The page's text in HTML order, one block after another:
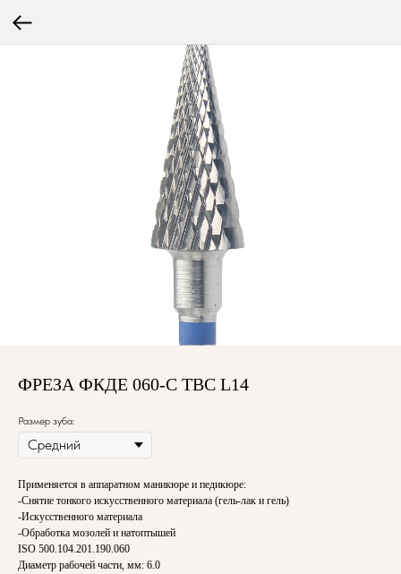
ФРЕЗА ФКДЕ 060-С ТВС L14
Размер зуба:
Применяется в аппаратном маникюре и педикюре:
-Снятие тонкого искусственного материала (гель-лак и гель)
-Искусственного материала
-Обработка мозолей и натоптышей
ISO 500.104.201.190.060
Диаметр рабочей части, мм: 6.0